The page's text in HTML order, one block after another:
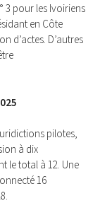
3 pour les Ivoiriens
en Côte
d’actes. D’autres
pilotes,
à dix
le total à 12. Une
16